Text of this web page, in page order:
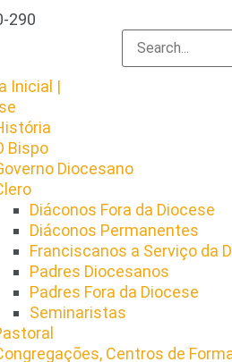
290
Inicial |
Bispo
Diocesano
Diáconos Fora da Diocese
Diáconos Permanentes
Franciscanos a Serviço da
Padres Diocesanos
Padres Fora da Diocese
Seminaristas
Centros de